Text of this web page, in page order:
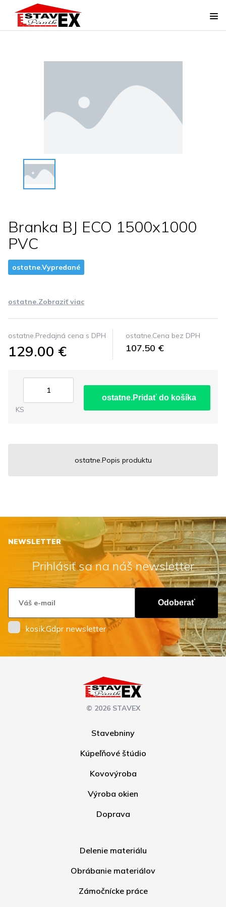
Branka BJ ECO 1500x1000
PVC
ostatne.Vypredané
ostatne.Zobraziť viac
ostatne.Predajná cena s DPH
129.00 €
ostatne.Cena bez DPH
107.50 €
KS
ostatne.Pridať do košíka
ostatne.Popis produktu
NEWSLETTER
Prihlásiť sa na náš newsletter
Odoberať
kosik.Gdpr newsletter
© 2026 STAVEX
Stavebniny
Kúpeľňové štúdio
Kovovýroba
Výroba okien
Doprava
Delenie materiálu
Obrábanie materiálov
Zámočnícke práce